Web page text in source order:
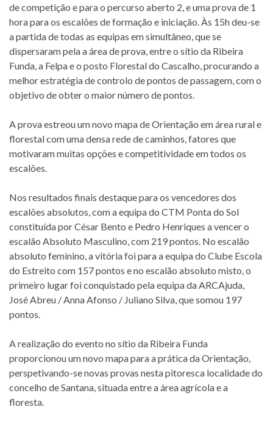
de competição e para o percurso aberto 2, e uma prova de 1
hora para os escalões de formação e iniciação. Às 15h deu-se
a partida de todas as equipas em simultâneo, que se
dispersaram pela a área de prova, entre o sítio da Ribeira
Funda, a Felpa e o posto Florestal do Cascalho, procurando a
melhor estratégia de controlo de pontos de passagem, com o
objetivo de obter o maior número de pontos.
A prova estreou um novo mapa de Orientação em área rural e
florestal com uma densa rede de caminhos, fatores que
motivaram muitas opções e competitividade em todos os
escalões.
Nos resultados finais destaque para os vencedores dos
escalões absolutos, com a equipa do CTM Ponta do Sol
constituída por César Bento e Pedro Henriques a vencer o
escalão Absoluto Masculino, com 219 pontos. No escalão
absoluto feminino, a vitória foi para a equipa do Clube Escola
do Estreito com 157 pontos e no escalão absoluto misto, o
primeiro lugar foi conquistado pela equipa da ARCAjuda,
José Abreu / Anna Afonso / Juliano Silva, que somou 197
pontos.
A realização do evento no sítio da Ribeira Funda
proporcionou um novo mapa para a prática da Orientação,
perspetivando-se novas provas nesta pitoresca localidade do
concelho de Santana, situada entre a área agrícola e a
floresta.